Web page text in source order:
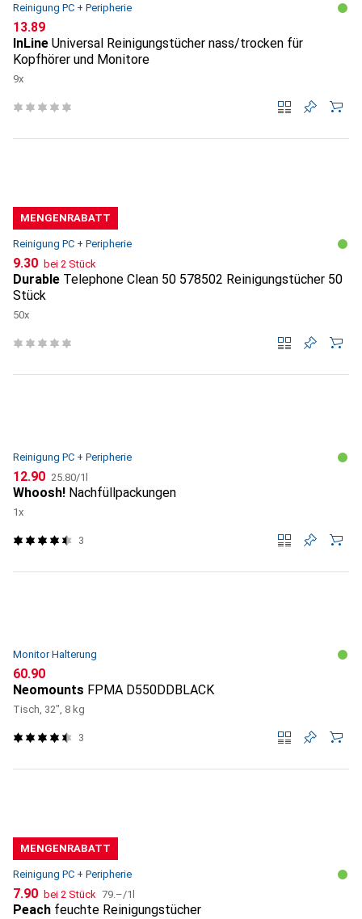
Reinigung PC + Peripherie
CHF
13.89
InLine Universal Reinigungstücher nass/trocken für
Kopfhörer und Monitore
9x
MENGENRABATT
Reinigung PC + Peripherie
CHF
9.30 bei 2 Stück
Durable Telephone Clean 50 578502 Reinigungstücher 50
Stück
50x
Reinigung PC + Peripherie
CHF
12.90 CHF
25.80/1l
Whoosh! Nachfüllpackungen
1x
3
Monitor Halterung
CHF
60.90
Neomounts FPMA D550DDBLACK
Tisch, 32", 8 kg
3
MENGENRABATT
Reinigung PC + Peripherie
CHF
7.90 bei 2 Stück CHF
79.–/1l
Peach feuchte Reinigungstücher